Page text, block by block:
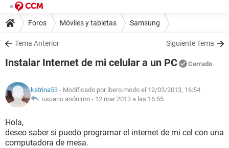
Foros Móviles y tabletas Samsung
Tema Anterior Siguiente Tema
Instalar Internet de mi celular a un PC Cerrado
katrina53 - Modificado por ibero.modo el 12/03/2013, 16:54
usuario anónimo - 12 mar 2013 a las 16:55
Hola,
deseo saber si puedo programar el internet de mi cel con una
computadora de mesa.